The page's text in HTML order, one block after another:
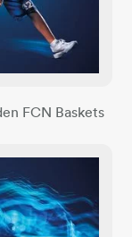
FCN Baskets